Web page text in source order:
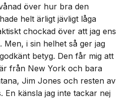
över hur bra den
helt ärligt jävligt låga
chockad över att jag ens
Men, i sin helhet så ger jag
betyg. Den får mig att
från New York och bara
Jim Jones och resten av
En känsla jag inte tackar nej